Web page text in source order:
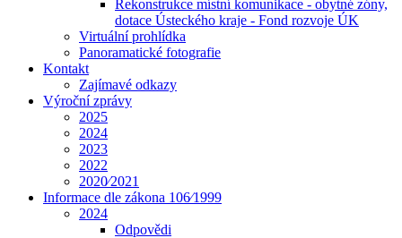
Rekonstrukce místní komunikace - obytné zóny,
dotace Ústeckého kraje - Fond rozvoje ÚK
Virtuální prohlídka
Panoramatické fotografie
Kontakt
Zajímavé odkazy
Výroční zprávy
2025
2024
2023
2022
2020⁄2021
Informace dle zákona 106⁄1999
2024
Odpovědi